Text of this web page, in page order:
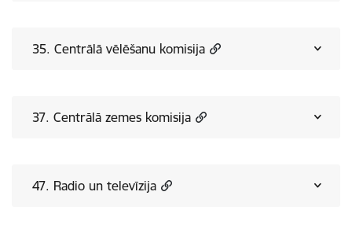
35. Centrālā vēlēšanu komisija
37. Centrālā zemes komisija
47. Radio un televīzija